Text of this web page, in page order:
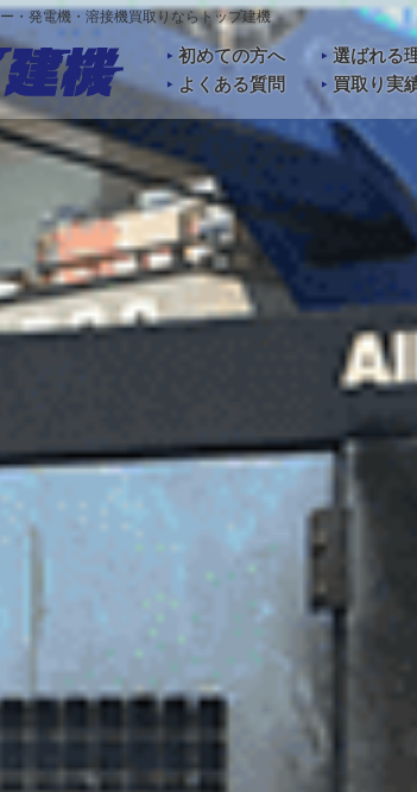
・発電機・溶接機買取りならトップ建機
初めての方へ 選ばれる
よくある質問
買取り実